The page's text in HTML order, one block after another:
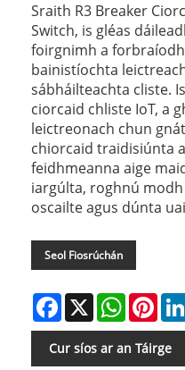
Sraith R3 Breaker
Switch, is gléas
foirgnimh a
bainistíochta
sábháilteachta cliste.
ciorcaid chliste IoT, a
leictreonach chun
chiorcaid traidisiúnta
feidhmeanna aige
iargúlta, roghnú
oscailte agus dúnta
Seol Fiosrúchán
Facebook
X WhatsApp
Cur síos ar an Táirge